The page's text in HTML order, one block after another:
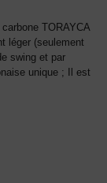
TORAYCA
léger (seulement
swing et par
unique ; Il est